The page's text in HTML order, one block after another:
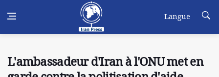
Langue
L'ambassadeur d'Iran à l'ONU met en